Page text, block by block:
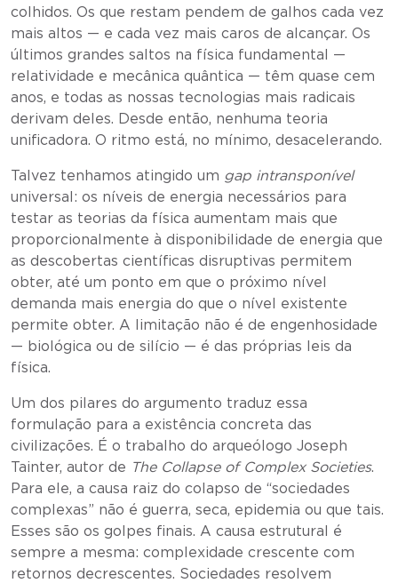
colhidos. Os que restam pendem de galhos cada vez
mais altos — e cada vez mais caros de alcançar. Os
últimos grandes saltos na física fundamental —
relatividade e mecânica quântica — têm quase cem
anos, e todas as nossas tecnologias mais radicais
derivam deles. Desde então, nenhuma teoria
unificadora. O ritmo está, no mínimo, desacelerando.
Talvez tenhamos atingido um gap intransponível
universal: os níveis de energia necessários para
testar as teorias da física aumentam mais que
proporcionalmente à disponibilidade de energia que
as descobertas científicas disruptivas permitem
obter, até um ponto em que o próximo nível
demanda mais energia do que o nível existente
permite obter. A limitação não é de engenhosidade
— biológica ou de silício — é das próprias leis da
física.
Um dos pilares do argumento traduz essa
formulação para a existência concreta das
civilizações. É o trabalho do arqueólogo Joseph
Tainter, autor de The Collapse of Complex Societies.
Para ele, a causa raiz do colapso de “sociedades
complexas” não é guerra, seca, epidemia ou que tais.
Esses são os golpes finais. A causa estrutural é
sempre a mesma: complexidade crescente com
retornos decrescentes. Sociedades resolvem